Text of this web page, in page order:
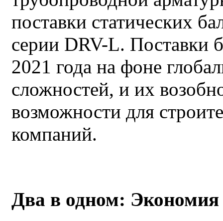
поставки статических
серии DRV-L. Поставки
2021 года на фоне
сложностей, и их
возможности для
компаний.
Два в одном: Экономия